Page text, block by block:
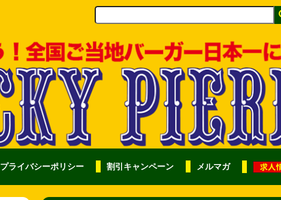
プライバシーポリシー 割引キャンペーン メルマガ